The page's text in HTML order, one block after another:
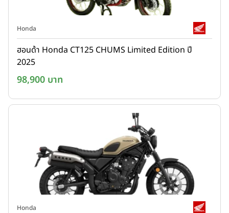
Honda
ฮอนด้า Honda CT125 CHUMS Limited Edition ปี
2025
98,900 บาท
Honda